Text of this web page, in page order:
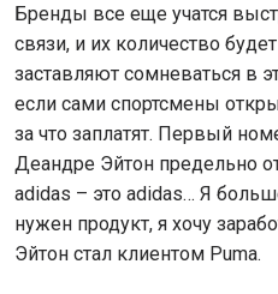
Бренды все еще учатся
связи, и их количество
заставляют сомневаться в
если сами спортсмены
за что заплатят. Первый
Деандре Эйтон предельно
adidas – это adidas… Я
нужен продукт, я хочу
Эйтон стал клиентом Puma.